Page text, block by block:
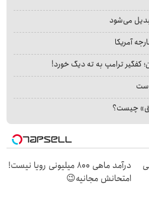
می‌شود
آمریکا
کفگیر ترامپ به ته دیگ خورد!
است
چیست؟
درآمد ماهی 800 میلیونی رویا نیست!
امتحانش مجانیه😉